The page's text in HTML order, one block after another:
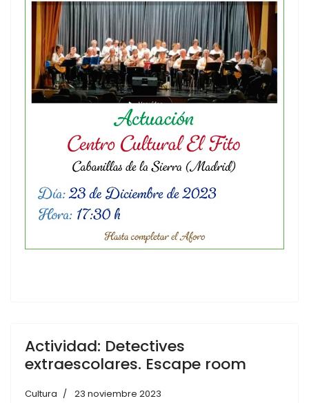
Actividad: Detectives
extraescolares. Escape room
Cultura 23 noviembre 2023